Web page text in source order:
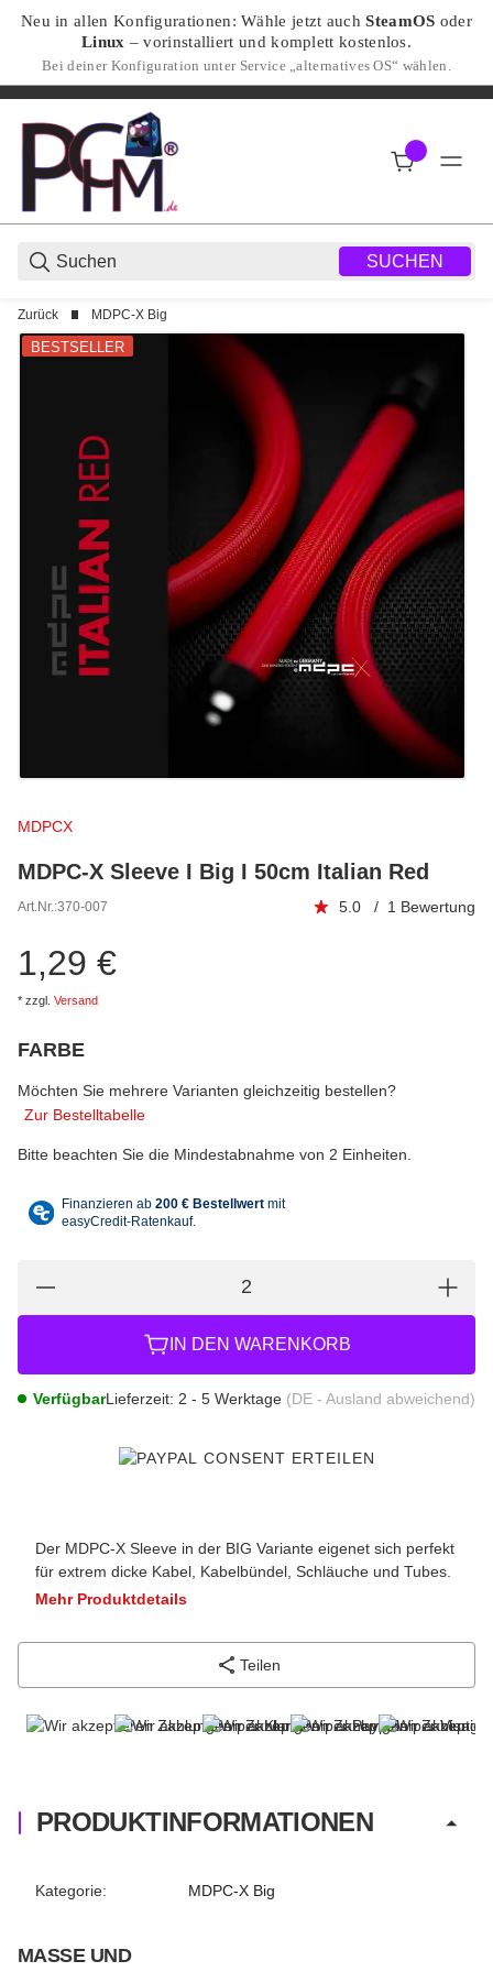
Neu in allen Konfigurationen: Wähle jetzt auchSteamOS oder
Linux – vorinstalliert und komplett kostenlos.
Bei deiner Konfiguration unter Service „alternatives OS“ wählen.
SUCHEN
Zurück MDPC-X Big
BESTSELLER
MDPCX
MDPC-X Sleeve I Big I 50cm Italian Red
Art.Nr.:370-007 5.0 / 1 Bewertung
1,29 €
* zzgl. Versand
FARBE
Möchten Sie mehrere Varianten gleichzeitig bestellen?
Zur Bestelltabelle
Bitte beachten Sie die Mindestabnahme von 2 Einheiten.
IN DEN WARENKORB
VerfügbarLieferzeit: 2 - 5 Werktage (DE - Ausland abweichend)
CONSENT ERTEILEN
Der MDPC-X Sleeve in der BIG Variante eigenet sich perfekt
für extrem dicke Kabel, Kabelbündel, Schläuche und Tubes.
Mehr Produktdetails
Teilen
PRODUKTINFORMATIONEN
Produkteigenschaft
Wert
Kategorie: MDPC-X Big
MASSE UND G